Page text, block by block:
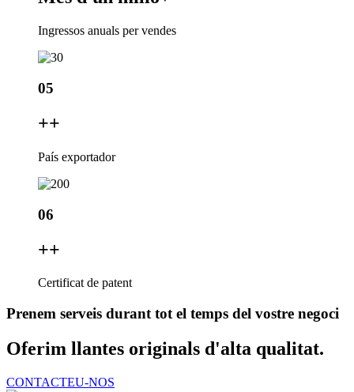
Ingressos anuals per vendes
05
++
País exportador
06
++
Certificat de patent
Prenem serveis durant tot el temps del vostre negoci
Oferim llantes originals d'alta qualitat.
CONTACTEU-NOS